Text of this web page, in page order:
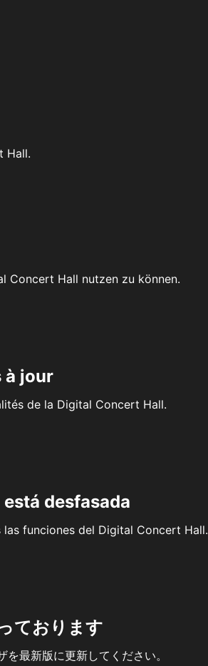
Hall.
Concert Hall nutzen zu können.
à jour
de la Digital Concert Hall.
desfasada
funciones del Digital Concert Hall.
ております
最新版に更新してください。